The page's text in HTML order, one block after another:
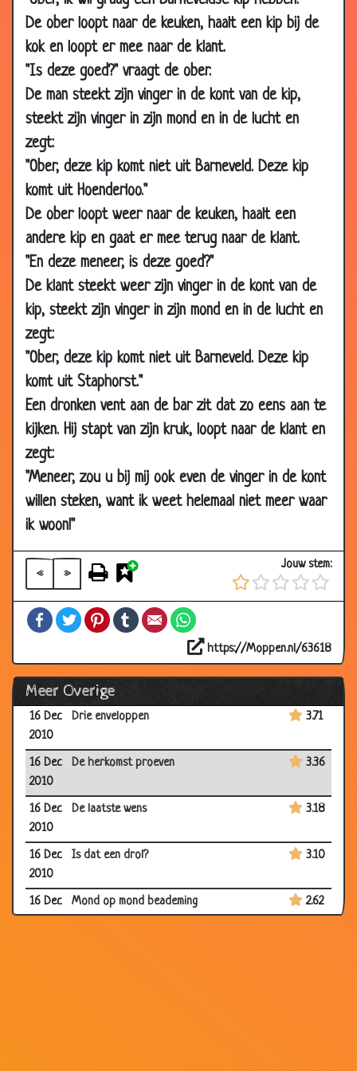
De ober loopt naar de keuken, haalt een kip bij de
kok en loopt er mee naar de klant.
"Is deze goed?" vraagt de ober.
De man steekt zijn vinger in de kont van de kip,
steekt zijn vinger in zijn mond en in de lucht en
zegt:
"Ober, deze kip komt niet uit Barneveld. Deze kip
komt uit Hoenderloo."
De ober loopt weer naar de keuken, haalt een
andere kip en gaat er mee terug naar de klant.
"En deze meneer, is deze goed?"
De klant steekt weer zijn vinger in de kont van de
kip, steekt zijn vinger in zijn mond en in de lucht en
zegt:
"Ober, deze kip komt niet uit Barneveld. Deze kip
komt uit Staphorst."
Een dronken vent aan de bar zit dat zo eens aan te
kijken. Hij stapt van zijn kruk, loopt naar de klant en
zegt:
"Meneer, zou u bij mij ook even de vinger in de kont
willen steken, want ik weet helemaal niet meer waar
ik woon!"
« »
Jouw stem:
FacebookTwitterPinterestTumblrEmail
https://Moppen.nl/63618
Meer Overige
18 Feb
2011
Twee zwervers 2.93
18 Feb
2011
De piraten kapitein
16 Feb
2011
Kort verhaal schrijven
14 Feb
2011
Vakantie op Cuba 3.78
23 Jan
2011
Schoonzoon
20 Jan
Alleen in hotel op zakenreis
20 Jan
2011
Feestje
20 Jan
2011
Knappe buurvrouw
2011
Stadse Jager
13 Jan
2011
Oortjes draaien
08 Jan
2011
Nutteloze onderzoeken 3.82
04 Jan
2011
29 Dec
Klantvriendelijkheid 3.67
16 Dec
Het is ook nooit goed
2010
16 Dec
2010
Drie enveloppen 3.71
16 Dec
2010
De herkomst proeven 3.36
16 Dec
2010
De laatste wens 3.18
16 Dec
2010
Is dat een drol? 3.10
16 Dec
Mond op mond beademing 2.62